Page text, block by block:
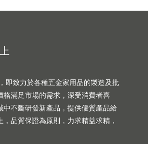
即致力於各種五金家用品的製造及批
格滿足市場的需求，深受消費者喜
中不斷研發新產品，提供優質產品給
品質保證為原則，力求精益求精，